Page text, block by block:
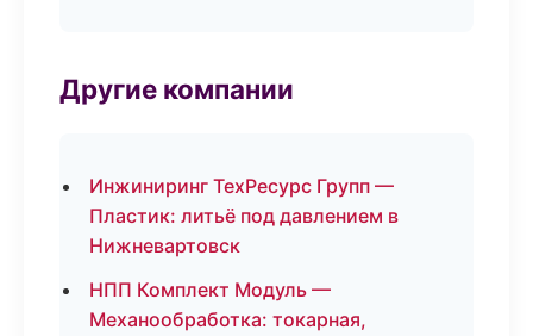
Другие компании
Инжиниринг ТехРесурс Групп —
Пластик: литьё под давлением в
Нижневартовск
НПП Комплект Модуль —
Механообработка: токарная,